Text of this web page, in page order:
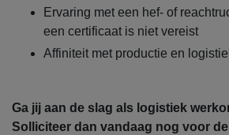
Ervaring met een hef- of
een certificaat is niet vereist
Affiniteit met productie en
Ga jij aan de slag als logistiek
Solliciteer dan vandaag nog voor